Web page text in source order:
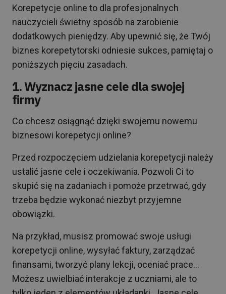
Korepetycje online to dla profesjonalnych
nauczycieli świetny sposób na zarobienie
dodatkowych pieniędzy. Aby upewnić się, że Twój
biznes korepetytorski odniesie sukces, pamiętaj o
poniższych pięciu zasadach.
1. Wyznacz jasne cele dla swojej
firmy
Co chcesz osiągnąć dzięki swojemu nowemu
biznesowi korepetycji online?
Przed rozpoczęciem udzielania korepetycji należy
ustalić jasne cele i oczekiwania. Pozwoli Ci to
skupić się na zadaniach i pomoże przetrwać, gdy
trzeba będzie wykonać niezbyt przyjemne
obowiązki.
Na przykład, musisz promować swoje usługi
korepetycji online, wysyłać faktury, zarządzać
finansami, tworzyć plany lekcji, oceniać prace…
Możesz uwielbiać interakcje z uczniami, ale to